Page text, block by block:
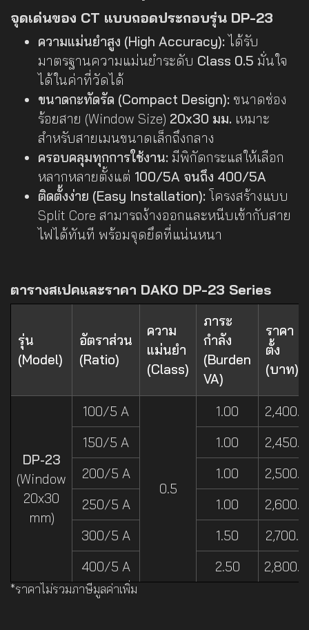
จุดเด่นของ CT แบบถอดประกอบรุ่น DP-23
ความแม่นยำสูง (High Accuracy): ได้รับ
มาตรฐานความแม่นยำระดับ Class 0.5 มั่นใจ
ได้ในค่าที่วัดได้
ขนาดกะทัดรัด (Compact Design): ขนาดช่อง
ร้อยสาย (Window Size) 20x30 มม. เหมาะ
สำหรับสายเมนขนาดเล็กถึงกลาง
ครอบคลุมทุกการใช้งาน: มีพิกัดกระแสให้เลือก
หลากหลายตั้งแต่ 100/5A จนถึง 400/5A
ติดตั้งง่าย (Easy Installation): โครงสร้างแบบ
Split Core สามารถง้างออกและหนีบเข้ากับสาย
ไฟได้ทันที พร้อมจุดยึดที่แน่นหนา
ตารางสเปคและราคา DAKO DP-23 Series
รุ่น
(Model)
อัตราส่วน
(Ratio)
ความ
แม่นยำ
(Class)
ภาระ
กำลัง
(Burden
VA)
ราคา
ตั้ง
(บาท)
DP-23
(Window
20x30
mm)
100/5 A
0.5
1.00
2,400.-
150/5 A
1.00
2,450.-
200/5 A
1.00
2,500.-
250/5 A
1.00
2,600.-
300/5 A
1.50
2,700.-
400/5 A
2.50 2,800.-
*ราคาไม่รวมภาษีมูลค่าเพิ่ม